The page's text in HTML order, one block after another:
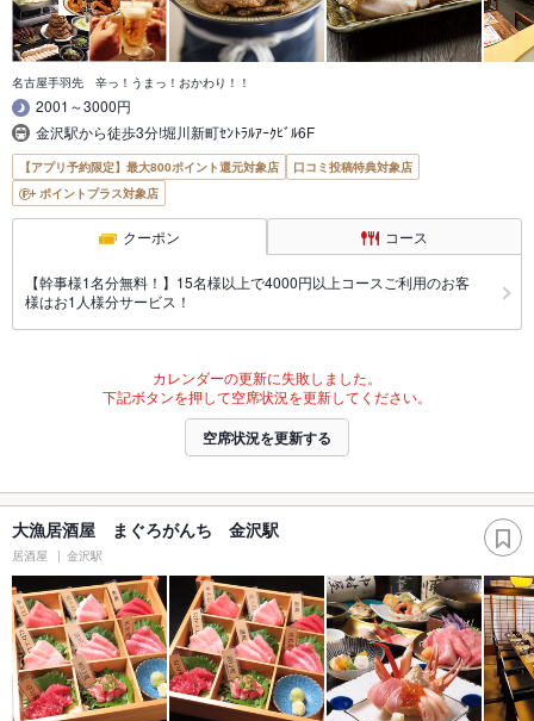
名古屋手羽先 辛っ！うまっ！おかわり！！
2001～3000円
金沢駅から徒歩3分!堀川新町ｾﾝﾄﾗﾙｱｰｸﾋﾞﾙ6F
【アプリ予約限定】最大800ポイント還元対象店
口コミ投稿特典対象店
ポイントプラス対象店
クーポン コース
【幹事様1名分無料！】15名様以上で4000円以上コースご利用のお客
様はお1人様分サービス！
カレンダーの更新に失敗しました。
下記ボタンを押して空席状況を更新してください。
空席状況を更新する
大漁居酒屋 まぐろがんち 金沢駅
居酒屋 金沢駅